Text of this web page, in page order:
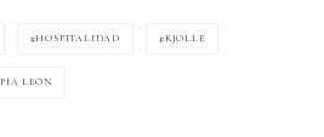
HOSPITALIDAD KJOLLE
PÍA LEÓN